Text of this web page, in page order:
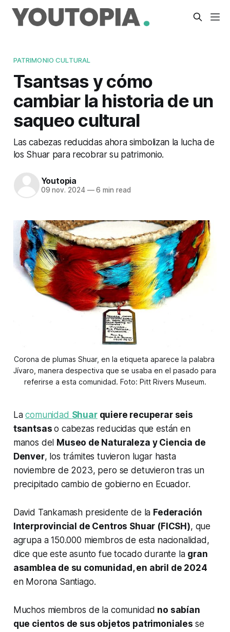
PATRIMONIO CULTURAL
Tsantsas y cómo
cambiar la historia de un
saqueo cultural
Las cabezas reducidas ahora simbolizan la lucha de
los Shuar para recobrar su patrimonio.
Youtopia
09 nov. 2024 —6 min read
Corona de plumas Shuar, en la etiqueta aparece la palabra
Jívaro, manera despectiva que se usaba en el pasado para
referirse a esta comunidad. Foto: Pitt Rivers Museum.
Lacomunidad Shuarquiere recuperar seis
tsantsaso cabezas reducidas que están en
manos del Museo de Naturaleza y Ciencia de
Denver, los trámites tuvieron lugar hasta
noviembre de 2023, pero se detuvieron tras un
precipitado cambio de gobierno en Ecuador.
David Tankamash presidente de la Federación
Interprovincial de Centros Shuar (FICSH), que
agrupa a 150.000 miembros de esta nacionalidad,
dice que este asunto fue tocado durante la gran
asamblea de su comunidad, en abril de 2024
en Morona Santiago.
Muchos miembros de la comunidad no sabían
que cientos de sus objetos patrimoniales se